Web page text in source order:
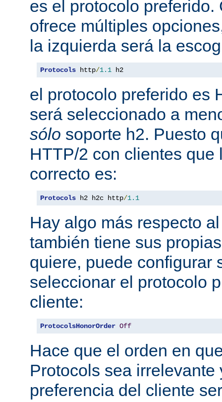
es el protocolo preferido.
ofrece múltiples
la izquierda será la
Protocols http/1.1 h2
el protocolo preferido es
será seleccionado a
sólo soporte h2. Puesto
HTTP/2 con clientes que
correcto es:
Protocols h2 h2c http/1.1
Hay algo más respecto
también tiene sus
quiere, puede configurar
seleccionar el protocolo
cliente:
ProtocolsHonorOrder Off
Hace que el orden en
Protocols sea irrelevante
preferencia del cliente